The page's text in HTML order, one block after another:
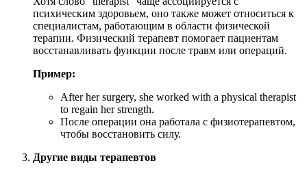
психическим здоровьем, оно также может относиться к
специалистам, работающим в области физической
терапии. Физический терапевт помогает пациентам
восстанавливать функции после травм или операций.
Пример:
After her surgery, she worked with a physical therapist
to regain her strength.
После операции она работала с физиотерапевтом,
чтобы восстановить силу.
Другие виды терапевтов